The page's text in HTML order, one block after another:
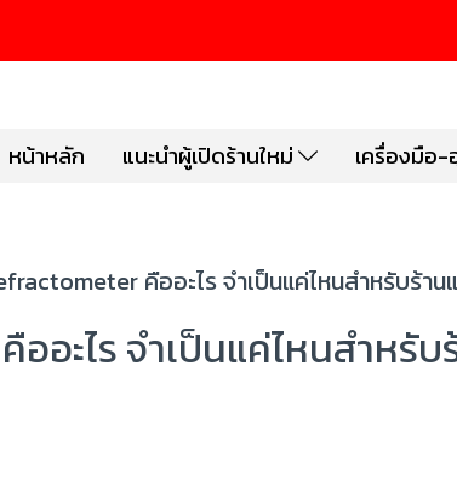
หน้าหลัก แนะนำผู้เปิดร้านใหม่ เครื่องมือ
คืออะไร จำเป็นแค่ไหนสำหรับร้าน
อะไร จำเป็นแค่ไหนสำหรับ